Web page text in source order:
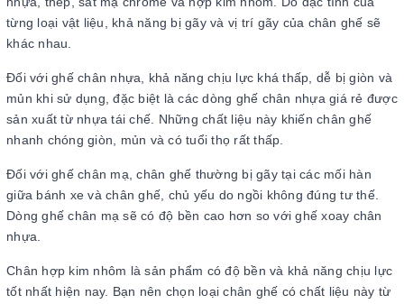
từng loại vật liệu, khả năng bị gãy và vị trí gãy của chân ghế sẽ
khác nhau.
Đối với ghế chân nhựa, khả năng chịu lực khá thấp, dễ bị giòn và
mủn khi sử dụng, đặc biệt là các dòng ghế chân nhựa giá rẻ được
sản xuất từ nhựa tái chế. Những chất liệu này khiến chân ghế
nhanh chóng giòn, mủn và có tuổi thọ rất thấp.
Đối với ghế chân mạ, chân ghế thường bị gãy tại các mối hàn
giữa bánh xe và chân ghế, chủ yếu do ngồi không đúng tư thế.
Dòng ghế chân mạ sẽ có độ bền cao hơn so với ghế xoay chân
nhựa.
Chân hợp kim nhôm là sản phẩm có độ bền và khả năng chịu lực
tốt nhất hiện nay. Bạn nên chọn loại chân ghế có chất liệu này từ